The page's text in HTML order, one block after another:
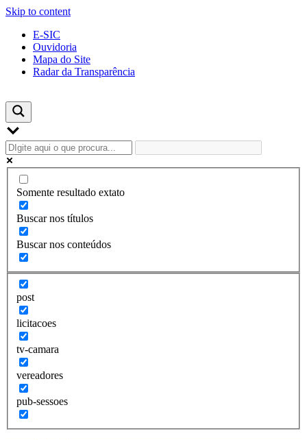
Skip to content
E-SIC
Ouvidoria
Mapa do Site
Radar da Transparência
Somente resultado extato
Buscar nos títulos
Buscar nos conteúdos
post
licitacoes
tv-camara
vereadores
pub-sessoes